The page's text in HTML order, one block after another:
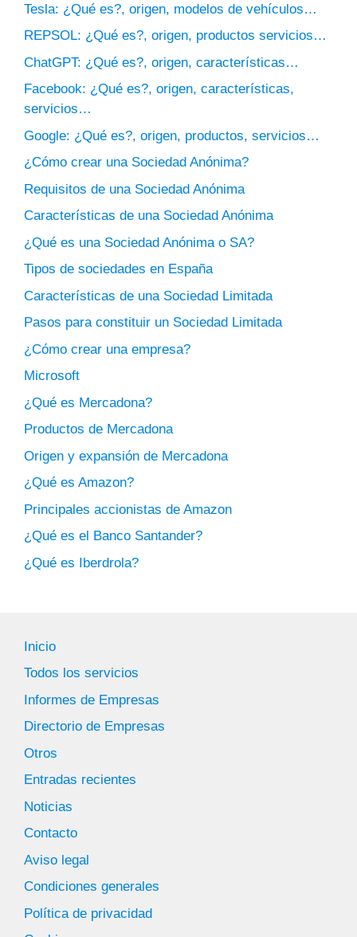
Tesla: ¿Qué es?, origen, modelos de vehículos…
REPSOL: ¿Qué es?, origen, productos servicios…
ChatGPT: ¿Qué es?, origen, características…
Facebook: ¿Qué es?, origen, características,
servicios…
Google: ¿Qué es?, origen, productos, servicios…
¿Cómo crear una Sociedad Anónima?
Requisitos de una Sociedad Anónima
Características de una Sociedad Anónima
¿Qué es una Sociedad Anónima o SA?
Tipos de sociedades en España
Características de una Sociedad Limitada
Pasos para constituir un Sociedad Limitada
¿Cómo crear una empresa?
Microsoft
¿Qué es Mercadona?
Productos de Mercadona
Origen y expansión de Mercadona
¿Qué es Amazon?
Principales accionistas de Amazon
¿Qué es el Banco Santander?
¿Qué es Iberdrola?
Inicio
Todos los servicios
Informes de Empresas
Directorio de Empresas
Otros
Entradas recientes
Noticias
Contacto
Aviso legal
Condiciones generales
Política de privacidad